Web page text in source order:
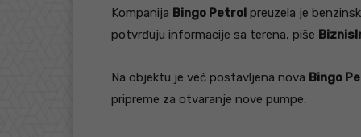
Kompanija Bingo Petrol preuzela je
potvrđuju informacije sa terena, piše
Na objektu je već postavljena nova Bingo
pripreme za otvaranje nove pumpe.